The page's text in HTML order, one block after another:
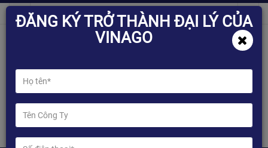
ĐĂNG KÝ TRỞ THÀNH ĐẠI LÝ CỦA
VINAGO